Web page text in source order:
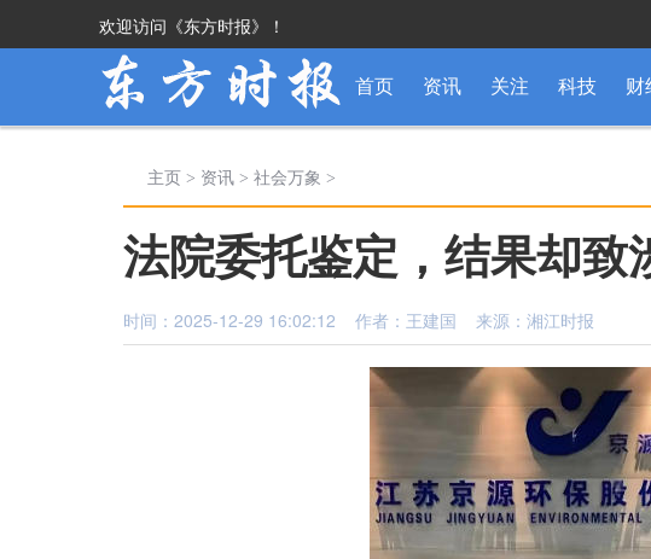
欢迎访问《东方时报》！
首页 资讯 关注 科技 财
主页 > 资讯 > 社会万象 >
法院委托鉴定，结果却致
时间：2025-12-29 16:02:12 作者：王建国 来源：湘江时报